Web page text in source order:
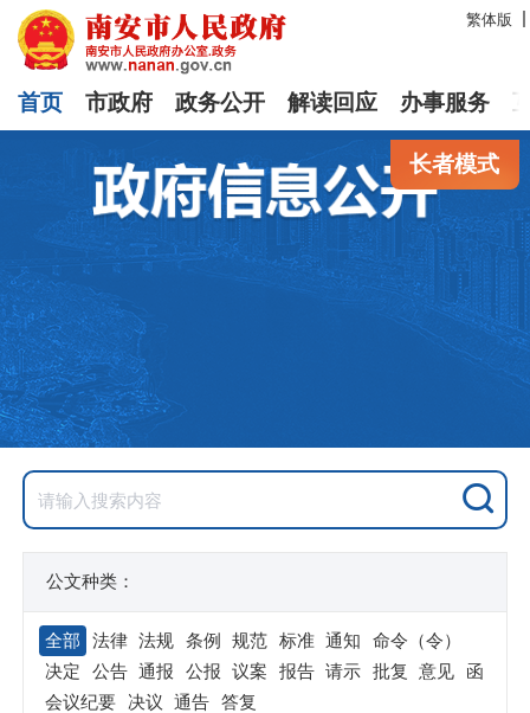
繁体版
首页 市政府 政务公开 解读回应 办事服务
长者模式
公文种类：
全部 法律 法规 条例 规范 标准 通知
命令（令）
决定
公告 通报 公报 议案 报告 请示 批复 意见
函
会议纪要
决议 通告 答复